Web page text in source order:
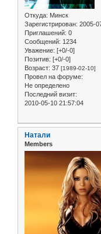
Откуда: Минск
Зарегистрирован: 2005-
Приглашений: 0
Сообщений: 1234
Уважение: [+0/-0]
Позитив: [+0/-0]
Возраст: 37 [1989-02-10]
Провел на форуме:
Не определено
Последний визит:
2010-05-10 21:57:04
Натали
Members